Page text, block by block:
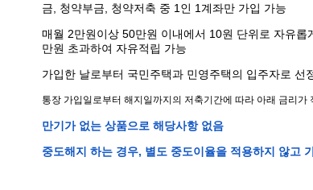
금, 청약부금, 청약저축 중 1인 1계좌만 가입 가능
매월 2만원이상 50만원 이내에서 10원 단위로 자유
만원 초과하여 자유적립 가능
가입한 날로부터 국민주택과 민영주택의 입주자로 선
통장 가입일로부터 해지일까지의 저축기간에 따라 아래 금리가
만기가 없는 상품으로 해당사항 없음
중도해지 하는 경우, 별도 중도이율을 적용하지 않고